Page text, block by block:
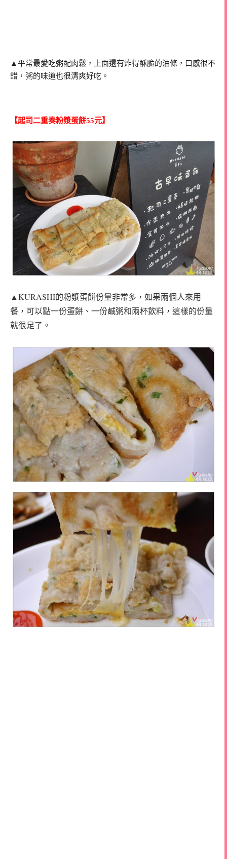
▲平常最愛吃粥配肉鬆，上面還有炸得酥脆的油條，口感很不
錯，粥的味道也很清爽好吃。
【起司二重奏粉漿蛋餅55元】
▲KURASHI的粉漿蛋餅份量非常多，如果兩個人來用
餐，可以點一份蛋餅、一份鹹粥和兩杯飲料，這樣的份量
就很足了。